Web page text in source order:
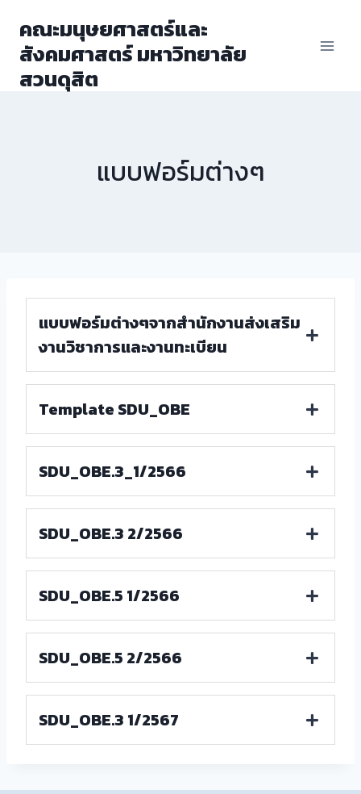
content
คณะมนุษยศาสตร์และ
สังคมศาสตร์ มหาวิทยาลัย
สวนดุสิต
แบบฟอร์มต่างๆ
แบบฟอร์มต่างๆจากสำนักงานส่งเสริม
งานวิชาการและงานทะเบียน
Template SDU_OBE
SDU_OBE.3_1/2566
SDU_OBE.3 2/2566
SDU_OBE.5 1/2566
SDU_OBE.5 2/2566
SDU_OBE.3 1/2567